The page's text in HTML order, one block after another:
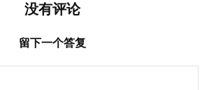
没有评论
留下一个答复